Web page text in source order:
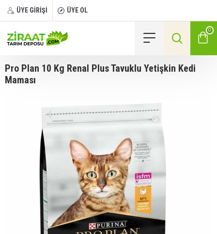
ÜYE GİRİŞİ ÜYE OL
0
Pro Plan 10 Kg Renal Plus Tavuklu Yetişkin Kedi
Maması